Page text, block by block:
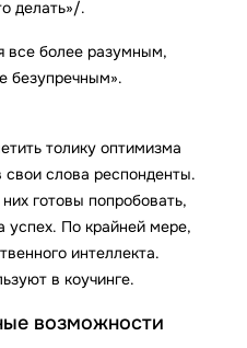
делать»/.
все более разумным,
безупречным».
толику оптимизма
слова респонденты.
готовы попробовать,
успех. По крайней мере,
интеллекта.
в коучинге.
возможности